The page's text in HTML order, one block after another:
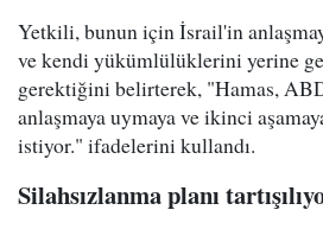
Yetkili, bunun için İsrail'in
ve kendi yükümlülüklerini yerine
gerektiğini belirterek, "Hamas,
anlaşmaya uymaya ve ikinci
istiyor." ifadelerini kullandı.
Silahsızlanma planı